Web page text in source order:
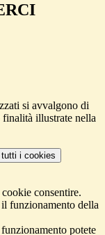
si avvalgono di
illustrate nella
i cookies
consentire.
funzionamento della
potete